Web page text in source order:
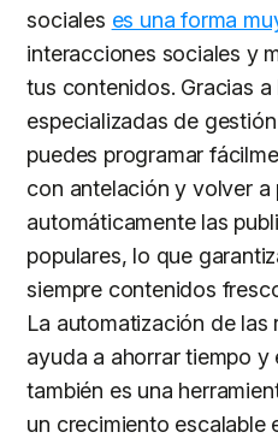
sociales es una forma
interacciones sociales y
tus contenidos. Gracias a
especializadas de
puedes programar
con antelación y volver a
automáticamente las
populares, lo que
siempre contenidos
La automatización de
ayuda a ahorrar tiempo y
también es una
un crecimiento escalable